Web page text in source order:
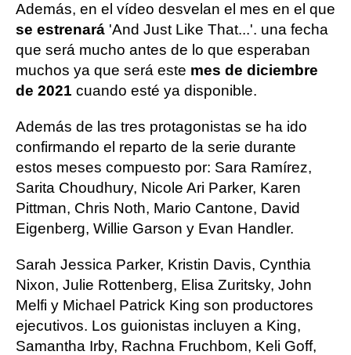
Además, en el vídeo desvelan el mes en el que
se estrenará 'And Just Like That...'. una fecha
que será mucho antes de lo que esperaban
muchos ya que será este mes de diciembre
de 2021 cuando esté ya disponible.
Además de las tres protagonistas se ha ido
confirmando el reparto de la serie durante
estos meses compuesto por: Sara Ramírez,
Sarita Choudhury, Nicole Ari Parker, Karen
Pittman, Chris Noth, Mario Cantone, David
Eigenberg, Willie Garson y Evan Handler.
Sarah Jessica Parker, Kristin Davis, Cynthia
Nixon, Julie Rottenberg, Elisa Zuritsky, John
Melfi y Michael Patrick King son productores
ejecutivos. Los guionistas incluyen a King,
Samantha Irby, Rachna Fruchbom, Keli Goff,